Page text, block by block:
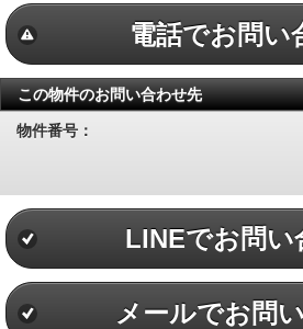
電話でお問い
この物件のお問い合わせ先
物件番号：
LINEでお問い
メールでお問